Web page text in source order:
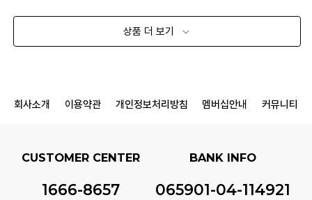
상품 더 보기
회사소개 이용약관 개인정보처리방침 멤버십안내 커뮤니티
CUSTOMER CENTER
1666-8657
BANK INFO
065901-04-114921